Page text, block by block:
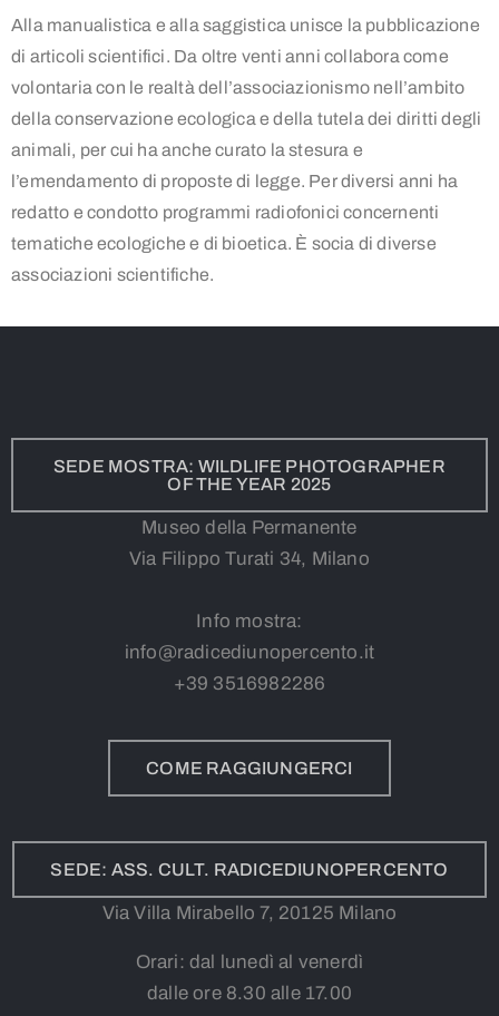
Alla manualistica e alla saggistica unisce la pubblicazione
di articoli scientifici. Da oltre venti anni collabora come
volontaria con le realtà dell’associazionismo nell’ambito
della conservazione ecologica e della tutela dei diritti degli
animali, per cui ha anche curato la stesura e
l’emendamento di proposte di legge. Per diversi anni ha
redatto e condotto programmi radiofonici concernenti
tematiche ecologiche e di bioetica. È socia di diverse
associazioni scientifiche.
SEDE MOSTRA: WILDLIFE PHOTOGRAPHER
OF THE YEAR 2025
Museo della Permanente
Via Filippo Turati 34, Milano
Info mostra:
info@radicediunopercento.it
+39 3516982286
COME RAGGIUNGERCI
SEDE: ASS. CULT. RADICEDIUNOPERCENTO
Via Villa Mirabello 7, 20125 Milano
Orari: dal lunedì al venerdì
dalle ore 8.30 alle 17.00